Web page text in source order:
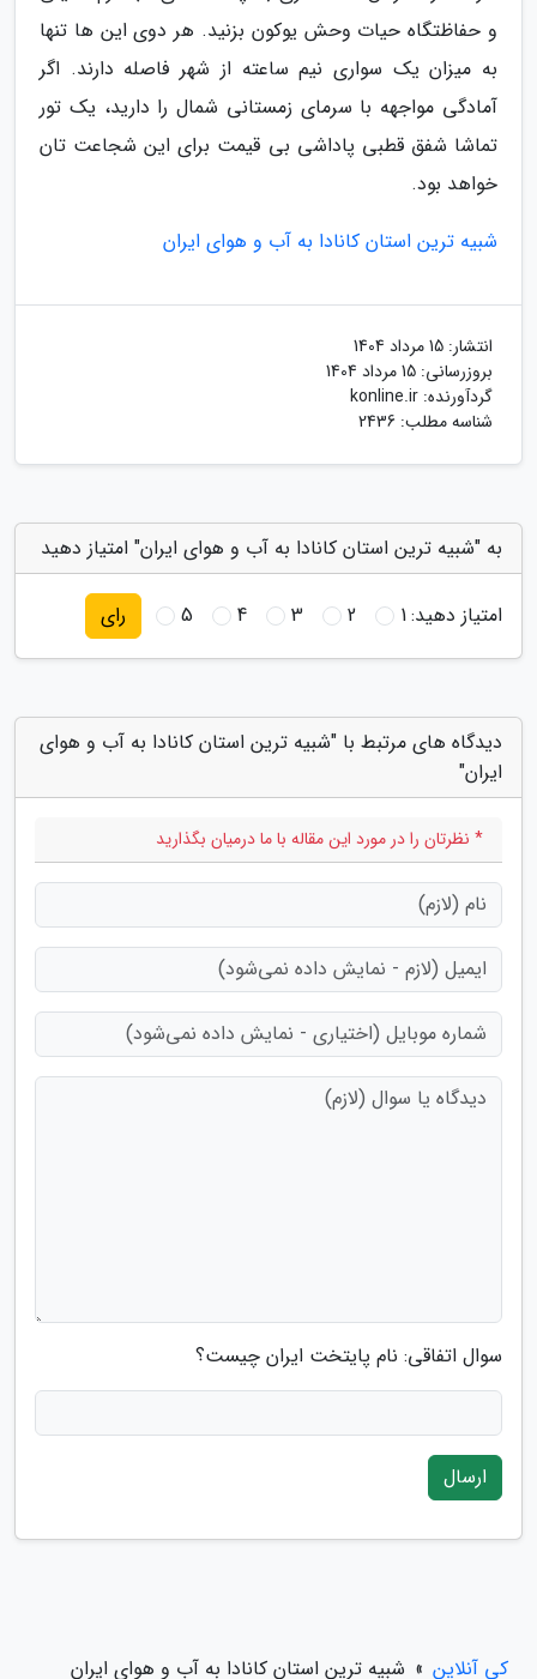
و حفاظتگاه حیات وحش یوکون بزنید. هر دوی این ها تنها
به میزان یک سواری نیم ساعته از شهر فاصله دارند. اگر
آمادگی مواجهه با سرمای زمستانی شمال را دارید، یک تور
تماشا شفق قطبی پاداشی بی قیمت برای این شجاعت تان
خواهد بود.
شبیه ترین استان کانادا به آب و هوای ایران
انتشار: 15 مرداد 1404
بروزرسانی: 15 مرداد 1404
گردآورنده: konline.ir
شناسه مطلب: 2436
به "شبیه ترین استان کانادا به آب و هوای ایران" امتیاز دهید
امتیاز دهید:1
2
3
4
5 رای
دیدگاه های مرتبط با "شبیه ترین استان کانادا به آب و هوای
ایران"
* نظرتان را در مورد این مقاله با ما درمیان بگذارید
سوال اتفاقی: نام پایتخت ایران چیست؟
ارسال
کی آنلاین » شبیه ترین استان کانادا به آب و هوای ایران